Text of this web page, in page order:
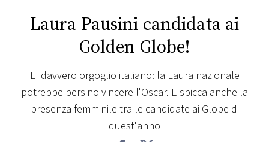
RADIO
PLAYLIST
Laura Pausini candidata ai
Golden Globe!
E' davvero orgoglio italiano: la Laura nazionale
potrebbe persino vincere l'Oscar. E spicca anche la
presenza femminile tra le candidate ai Globe di
quest'anno